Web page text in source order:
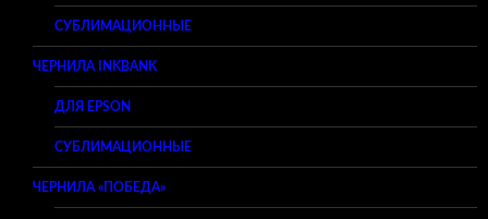
СУБЛИМАЦИОННЫЕ
ЧЕРНИЛА INKBANK
ДЛЯ EPSON
СУБЛИМАЦИОННЫЕ
ЧЕРНИЛА «ПОБЕДА»